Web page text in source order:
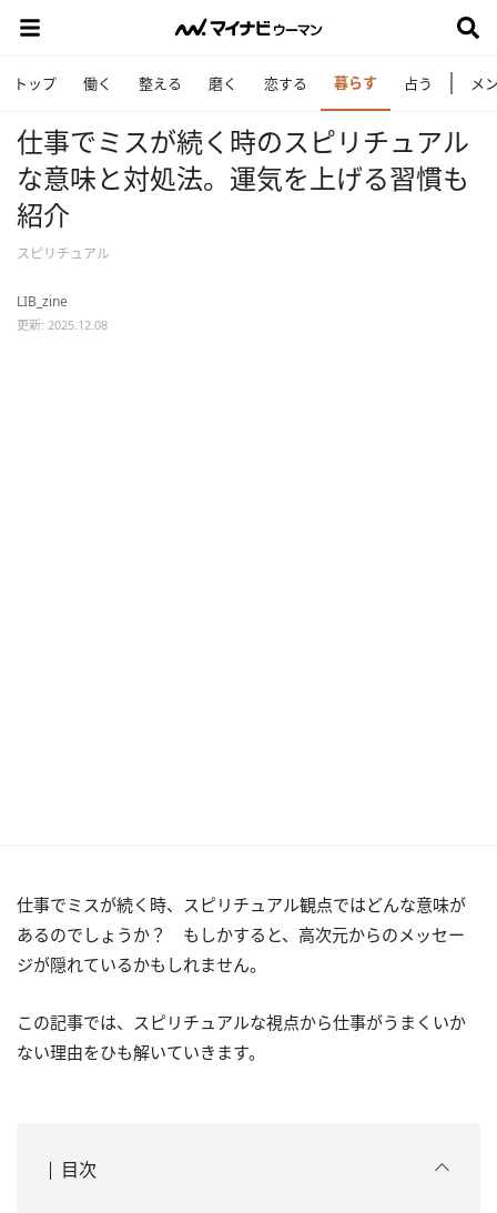
トップ 働く 整える 磨く 恋する 暮らす 占う メ
仕事でミスが続く時のスピリチュアル
な意味と対処法。運気を上げる習慣も
紹介
スピリチュアル
LIB_zine
更新: 2025.12.08
仕事でミスが続く時、スピリチュアル観点ではどんな意味が
あるのでしょうか？ もしかすると、高次元からのメッセー
ジが隠れているかもしれません。
この記事では、スピリチュアルな視点から仕事がうまくいか
ない理由をひも解いていきます。
目次